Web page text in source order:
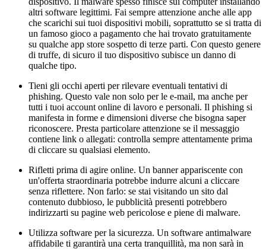
altri software legittimi. Fai sempre attenzione anche alle app
che scarichi sui tuoi dispositivi mobili, soprattutto se si tratta di
un famoso gioco a pagamento che hai trovato gratuitamente
su qualche app store sospetto di terze parti. Con questo genere
di truffe, di sicuro il tuo dispositivo subisce un danno di
qualche tipo.
Tieni gli occhi aperti per rilevare eventuali tentativi di
phishing. Questo vale non solo per le e-mail, ma anche per
tutti i tuoi account online di lavoro e personali. Il phishing si
manifesta in forme e dimensioni diverse che bisogna saper
riconoscere. Presta particolare attenzione se il messaggio
contiene link o allegati: controlla sempre attentamente prima
di cliccare su qualsiasi elemento.
Rifletti prima di agire online. Un banner appariscente con
un'offerta straordinaria potrebbe indurre alcuni a cliccare
senza riflettere. Non farlo: se stai visitando un sito dal
contenuto dubbioso, le pubblicità presenti potrebbero
indirizzarti su pagine web pericolose e piene di malware.
Utilizza software per la sicurezza. Un software antimalware
affidabile ti garantirà una certa tranquillità, ma non sarà in